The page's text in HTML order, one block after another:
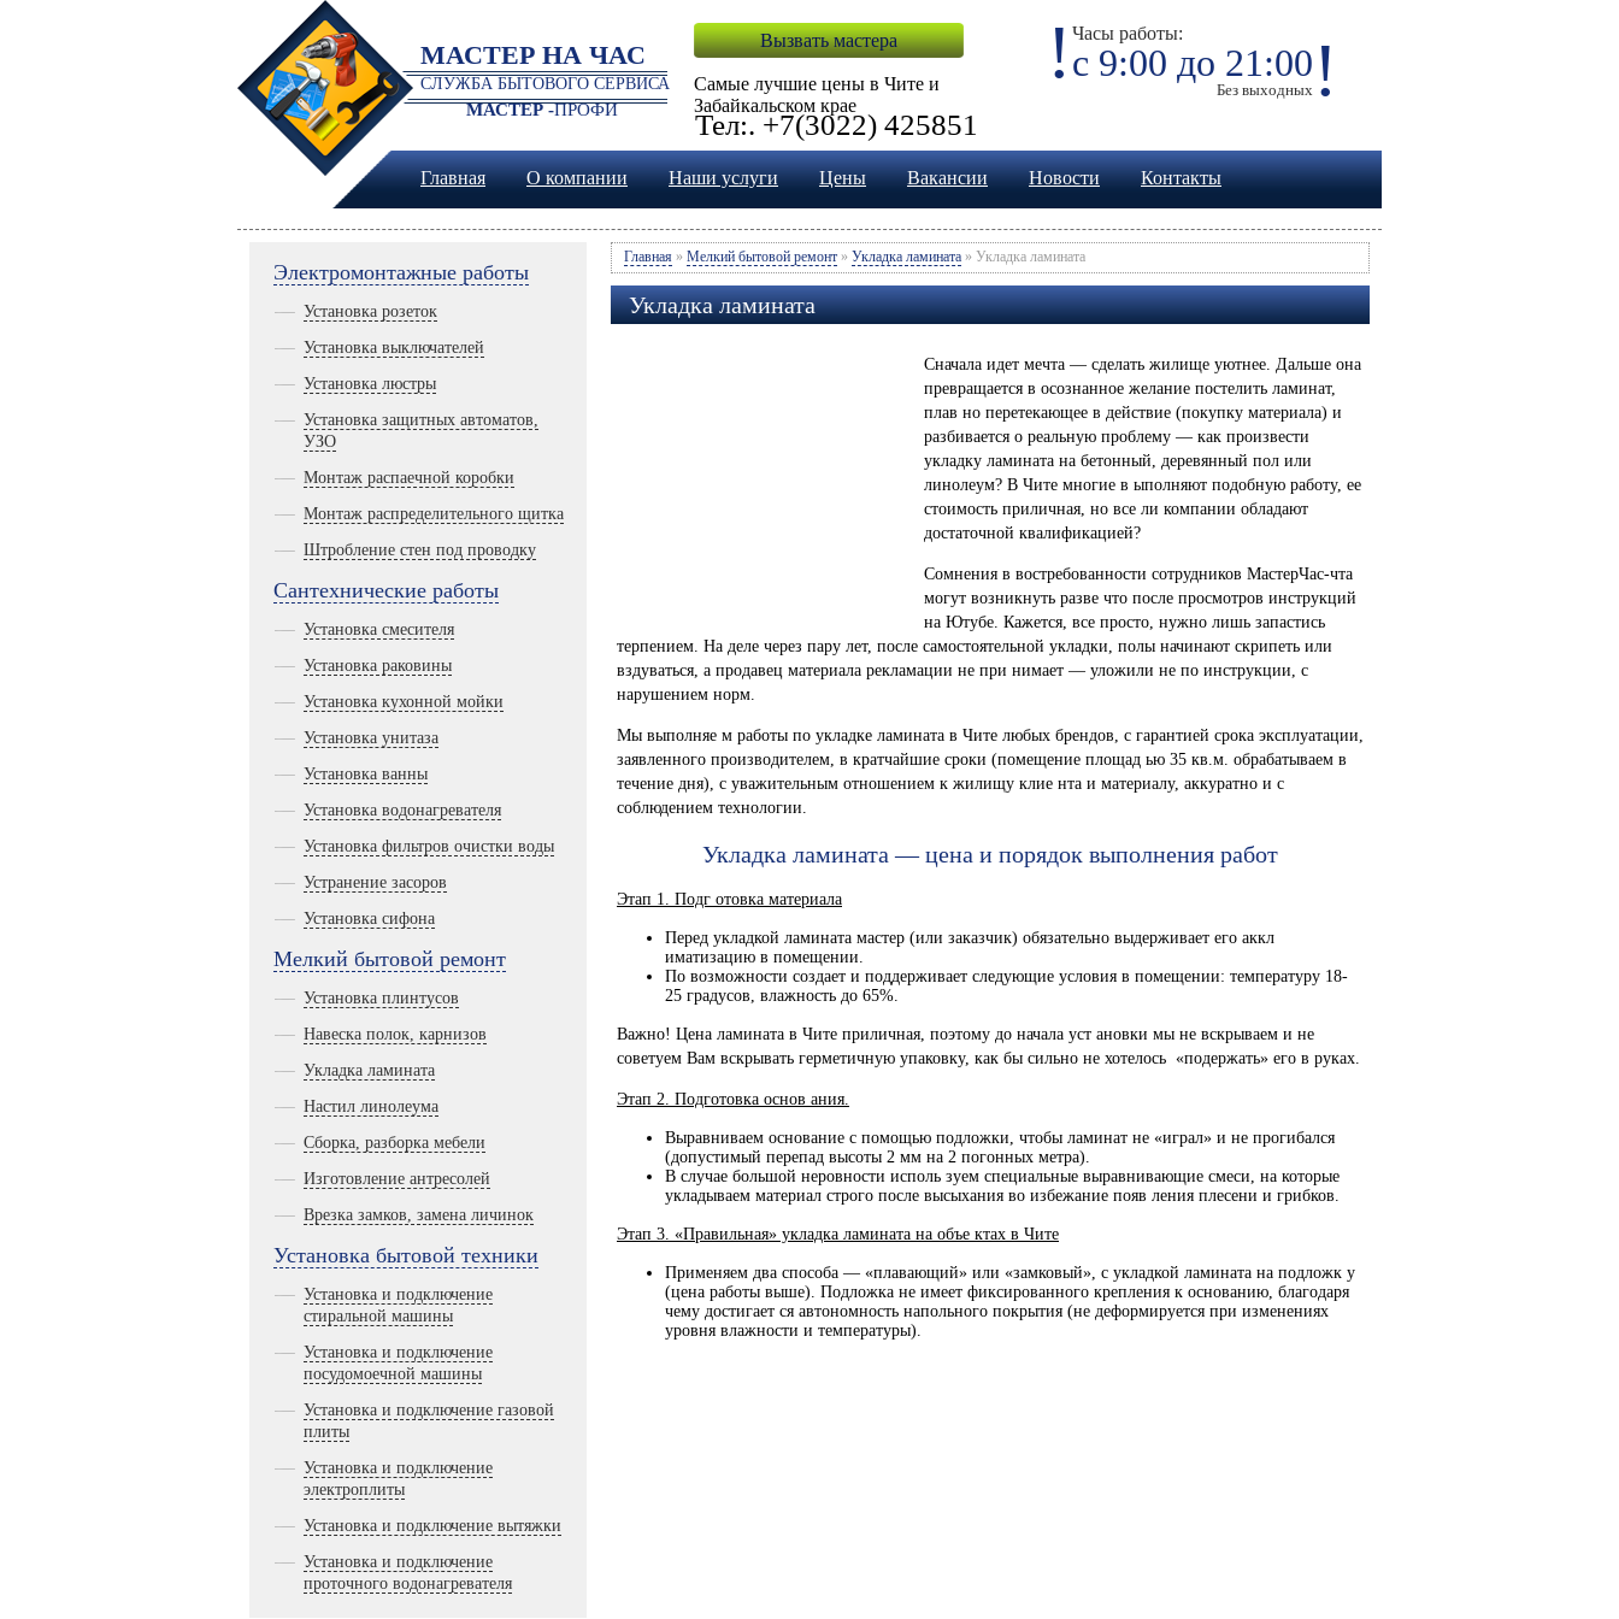
! Часы работы:
с 9:00 до 21:00
Без выходных !
Вызвать мастера
Самые лучшие цены в Чите и
Забайкальском крае
Главная О компании Наши услуги Цены Вакансии Новости Контакты
МАСТЕР НА ЧАС
СЛУЖБА БЫТОВОГО СЕРВИСА
МАСТЕР -ПРОФИ Тел:. +7(3022) 425851
Электромонтажные работы
Установка розеток
Установка выключателей
Установка люстры
Установка защитных автоматов,
УЗО
Монтаж распаечной коробки
Монтаж распределительного щитка
Штробление стен под проводку
Сантехнические работы
Установка смесителя
Установка раковины
Установка кухонной мойки
Установка унитаза
Установка ванны
Установка водонагревателя
Установка фильтров очистки воды
Устранение засоров
Установка сифона
Мелкий бытовой ремонт
Установка плинтусов
Навеска полок, карнизов
Укладка ламината
Настил линолеума
Сборка, разборка мебели
Изготовление антресолей
Врезка замков, замена личинок
Установка бытовой техники
Установка и подключение
стиральной машины
Установка и подключение
посудомоечной машины
Установка и подключение газовой
плиты
Установка и подключение
электроплиты
Установка и подключение вытяжки
Установка и подключение
проточного водонагревателя
Главная » Мелкий бытовой ремонт » Укладка ламината » Укладка ламината
Укладка ламината
Сначала идет мечта — сделать жилище уютнее. Дальше она
превращается в осознанное желание постелить ламинат,
плав но перетекающее в действие (покупку материала) и
разбивается о реальную проблему — как произвести
укладку ламината на бетонный, деревянный пол или
линолеум? В Чите многие в ыполняют подобную работу, ее
стоимость приличная, но все ли компании обладают
достаточной квалификацией?
Сомнения в востребованности сотрудников МастерЧас-чта
могут возникнуть разве что после просмотров инструкций
на Ютубе. Кажется, все просто, нужно лишь запастись
терпением. На деле через пару лет, после самостоятельной укладки, полы начинают скрипеть или
вздуваться, а продавец материала рекламации не при нимает — уложили не по инструкции, с
нарушением норм.
Мы выполняе м работы по укладке ламината в Чите любых брендов, с гарантией срока эксплуатации,
заявленного производителем, в кратчайшие сроки (помещение площад ью 35 кв.м. обрабатываем в
течение дня), с уважительным отношением к жилищу клие нта и материалу, аккуратно и с
соблюдением технологии.
Укладка ламината — цена и порядок выполнения работ
Этап 1. Подг отовка материала
Перед укладкой ламината мастер (или заказчик) обязательно выдерживает его аккл
иматизацию в помещении.
По возможности создает и поддерживает следующие условия в помещении: температуру 18-
25 градусов, влажность до 65%.
Важно! Цена ламината в Чите приличная, поэтому до начала уст ановки мы не вскрываем и не
советуем Вам вскрывать герметичную упаковку, как бы сильно не хотелось «подержать» его в руках.
Этап 2. Подготовка основ ания.
Выравниваем основание с помощью подложки, чтобы ламинат не «играл» и не прогибался
(допустимый перепад высоты 2 мм на 2 погонных метра).
В случае большой неровности исполь зуем специальные выравнивающие смеси, на которые
укладываем материал строго после высыхания во избежание появ ления плесени и грибков.
Этап 3. «Правильная» укладка ламината на объе ктах в Чите
Применяем два способа — «плавающий» или «замковый», с укладкой ламината на подложк у
(цена работы выше). Подложка не имеет фиксированного крепления к основанию, благодаря
чему достигает ся автономность напольного покрытия (не деформируется при изменениях
уровня влажности и температуры).